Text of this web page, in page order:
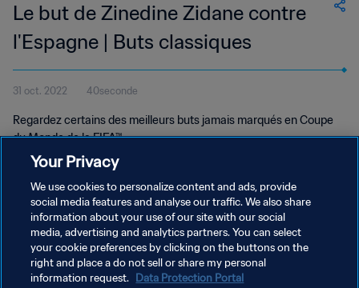
Le but de Zinedine Zidane contre
l'Espagne | Buts classiques
31 oct. 2022 40seconde
Regardez certains des meilleurs buts jamais marqués en Coupe
du Monde de la FIFA™.
POLITIQUE DE CONFIDENTIALITÉ
CONDITIONS D'UTILISATION
Your Privacy
We use cookies to personalize content and ads, provide
social media features and analyse our traffic. We also share
information about your use of our site with our social
media, advertising and analytics partners. You can select
your cookie preferences by clicking on the buttons on the
right and place a do not sell or share my personal
information request. Data Protection Portal